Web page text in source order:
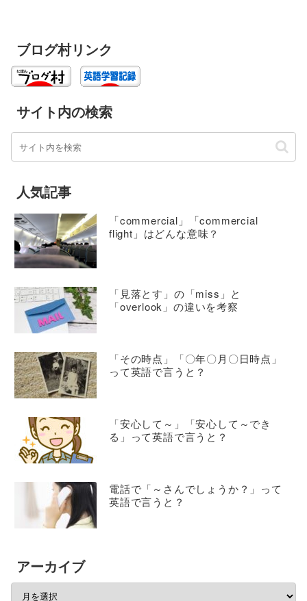
ブログ村リンク
サイト内の検索
人気記事
「commercial」「commercial
flight」はどんな意味？
「見落とす」の「miss」と
「overlook」の違いを考察
「その時点」「〇年〇月〇日時点」
って英語で言うと？
「安心して～」「安心して～でき
る」って英語で言うと？
電話で「～さんでしょうか？」って
英語で言うと？
アーカイブ